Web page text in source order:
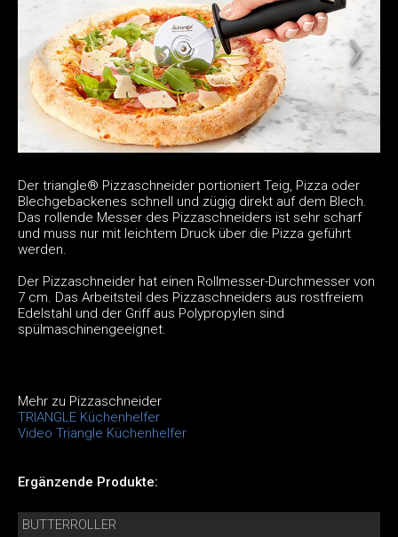
Der triangle® Pizzaschneider portioniert Teig, Pizza oder
Blechgebackenes schnell und zügig direkt auf dem Blech.
Das rollende Messer des Pizzaschneiders ist sehr scharf
und muss nur mit leichtem Druck über die Pizza geführt
werden.
Der Pizzaschneider hat einen Rollmesser-Durchmesser von
7 cm. Das Arbeitsteil des Pizzaschneiders aus rostfreiem
Edelstahl und der Griff aus Polypropylen sind
spülmaschinengeeignet.
Mehr zu Pizzaschneider
TRIANGLE Küchenhelfer
Video Triangle Küchenhelfer
Ergänzende Produkte:
BUTTERROLLER